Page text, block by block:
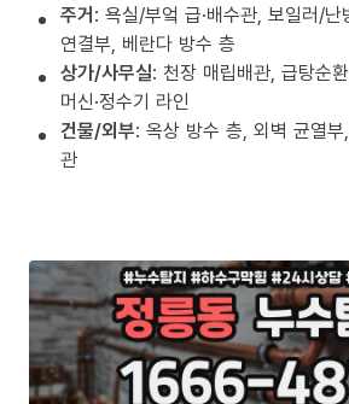
주거: 욕실/부엌 급·배수관, 보일러/난
연결부, 베란다 방수 층
상가/사무실: 천장 매립배관, 급탕순
머신·정수기 라인
건물/외부: 옥상 방수 층, 외벽 균열
관